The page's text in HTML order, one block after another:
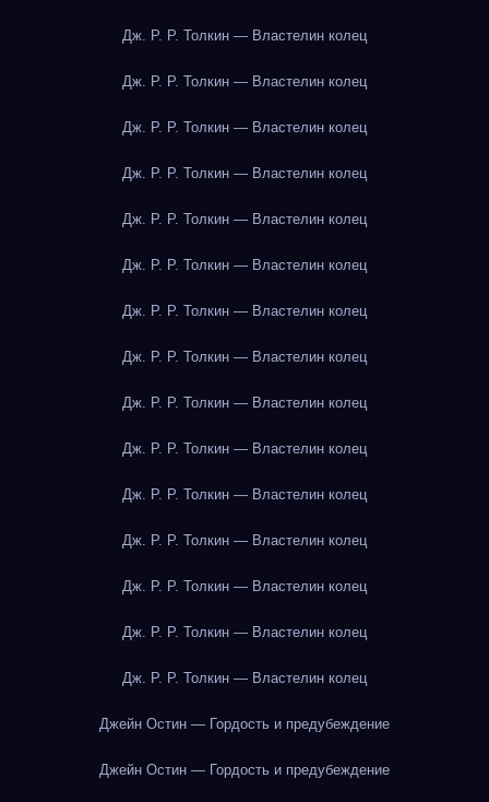
Дж. Р. Р. Толкин — Властелин колец
Дж. Р. Р. Толкин — Властелин колец
Дж. Р. Р. Толкин — Властелин колец
Дж. Р. Р. Толкин — Властелин колец
Дж. Р. Р. Толкин — Властелин колец
Дж. Р. Р. Толкин — Властелин колец
Дж. Р. Р. Толкин — Властелин колец
Дж. Р. Р. Толкин — Властелин колец
Дж. Р. Р. Толкин — Властелин колец
Дж. Р. Р. Толкин — Властелин колец
Дж. Р. Р. Толкин — Властелин колец
Дж. Р. Р. Толкин — Властелин колец
Дж. Р. Р. Толкин — Властелин колец
Дж. Р. Р. Толкин — Властелин колец
Дж. Р. Р. Толкин — Властелин колец
Джейн Остин — Гордость и предубеждение
Джейн Остин — Гордость и предубеждение